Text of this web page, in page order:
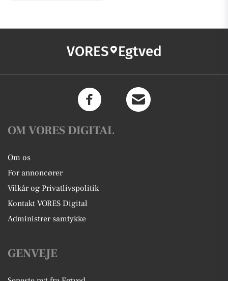
VORES Egtved
OM VORES DIGITAL
Om os
For annoncører
Vilkår og Privatlivspolitik
Kontakt VORES Digital
Administrer samtykke
GENVEJE